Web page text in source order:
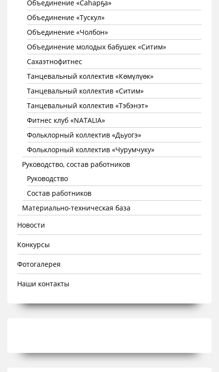
Объединение «Саhарҕа»
Объединение «Тускул»
Объединение «Чолбон»
Объединение молодых бабушек «Ситим»
Сахаэтнофитнес
Танцевальный коллектив «Көмүлүөк»
Танцевальный коллектив «Ситим»
Танцевальный коллектив «Тэбэнэт»
Фитнес клуб «NATALIA»
Фольклорный коллектив «Дьуогэ»
Фольклорный коллектив «Чурумчуку»
Руководство, состав работников
Руководство
Состав работников
Материально-техническая база
Новости
Конкурсы
Фотогалерея
Наши контакты